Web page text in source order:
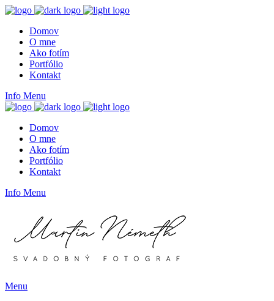
Domov
O mne
Ako fotím
Portfólio
Kontakt
Info Menu
Domov
O mne
Ako fotím
Portfólio
Kontakt
Info Menu
Menu